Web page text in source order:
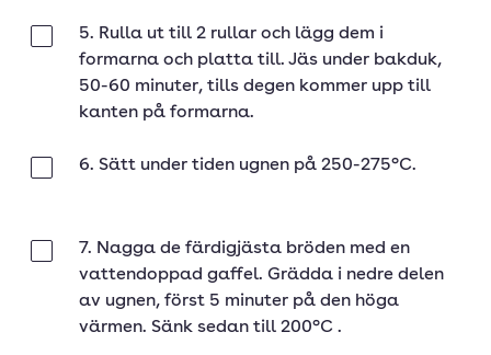
5. Rulla ut till 2 rullar och lägg dem i
formarna och platta till. Jäs under bakduk,
50-60 minuter, tills degen kommer upp till
kanten på formarna.
6. Sätt under tiden ugnen på 250-275°C.
7. Nagga de färdigjästa bröden med en
vattendoppad gaffel. Grädda i nedre delen
av ugnen, först 5 minuter på den höga
värmen. Sänk sedan till 200°C .